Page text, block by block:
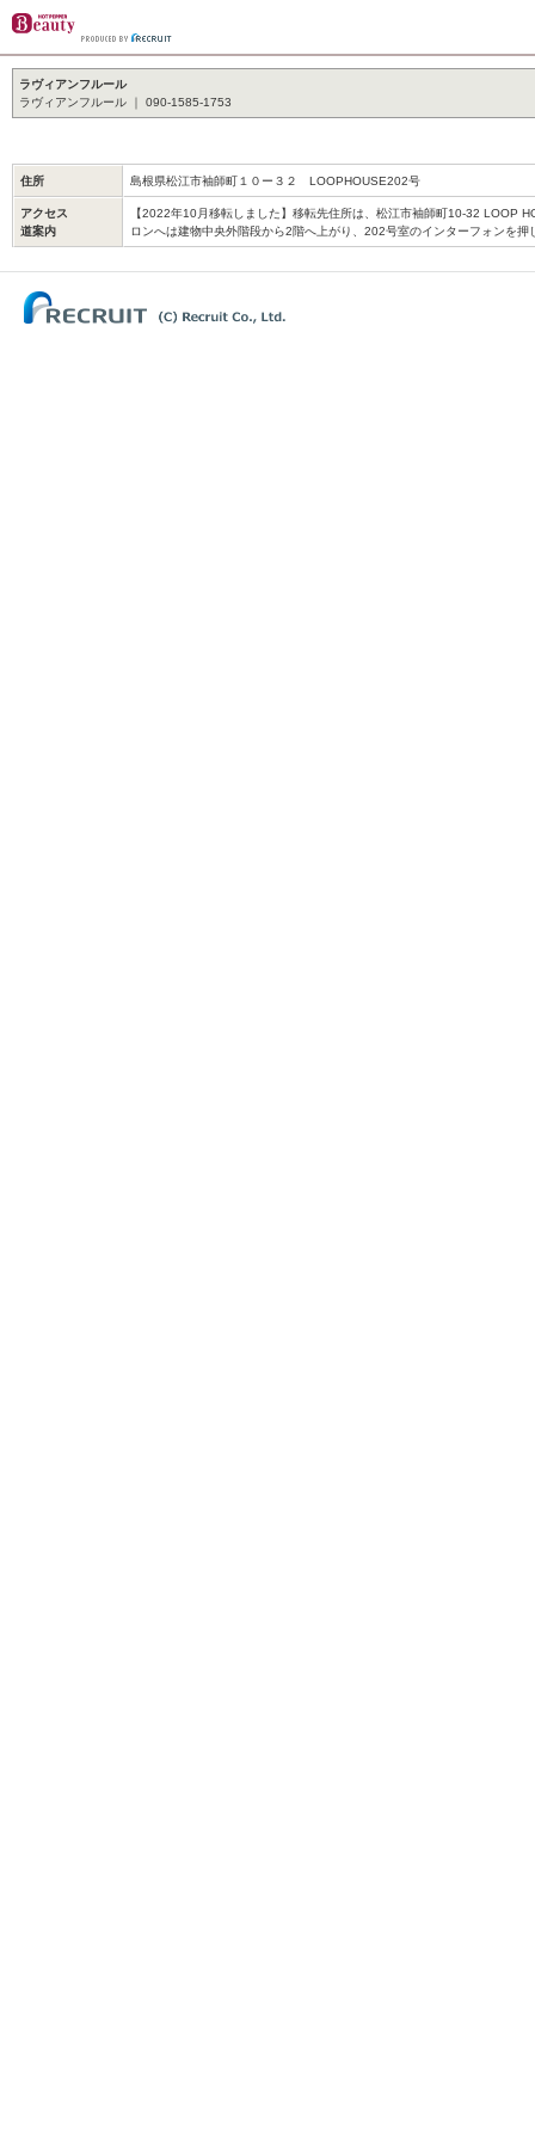
ラヴィアンフルール
ラヴィアンフルール ｜ 090-1585-1753
住所 島根県松江市袖師町１０ー３２ LOOPHOUSE202号
アクセス
道案内
【2022年10月移転しました】移転先住所は、松江市袖師町10-32 LOOP
ロンへは建物中央外階段から2階へ上がり、202号室のインターフォンを